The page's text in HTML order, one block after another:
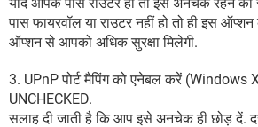
पास फायरवॉल या राउटर नहीं हो तो ही इस ऑप्शन
ऑप्शन से आपको अधिक सुरक्षा मिलेगी.
3. UPnP पोर्ट मैपिंग को एनेबल करें (Windows
UNCHECKED.
सलाह दी जाती है कि आप इसे अनचेक ही छोड़ दें.